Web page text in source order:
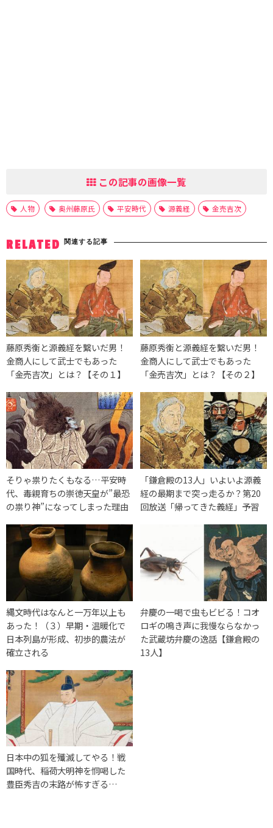
この記事の画像一覧
人物 奥州藤原氏 平安時代 源義経 金売吉次
RELATED 関連する記事
藤原秀衡と源義経を繋いだ男！
金商人にして武士でもあった
「金売吉次」とは？【その１】
藤原秀衡と源義経を繋いだ男！
金商人にして武士でもあった
「金売吉次」とは？【その２】
そりゃ祟りたくもなる…平安時
代、毒親育ちの崇徳天皇が”最恐
の祟り神”になってしまった理由
「鎌倉殿の13人」いよいよ源義
経の最期まで突っ走るか？第20
回放送「帰ってきた義経」予習
縄文時代はなんと一万年以上も
あった！（３）早期・温暖化で
日本列島が形成、初歩的農法が
確立される
弁慶の一喝で虫もビビる！コオ
ロギの鳴き声に我慢ならなかっ
た武蔵坊弁慶の逸話【鎌倉殿の
13人】
日本中の狐を殲滅してやる！戦
国時代、稲荷大明神を恫喝した
豊臣秀吉の末路が怖すぎる…